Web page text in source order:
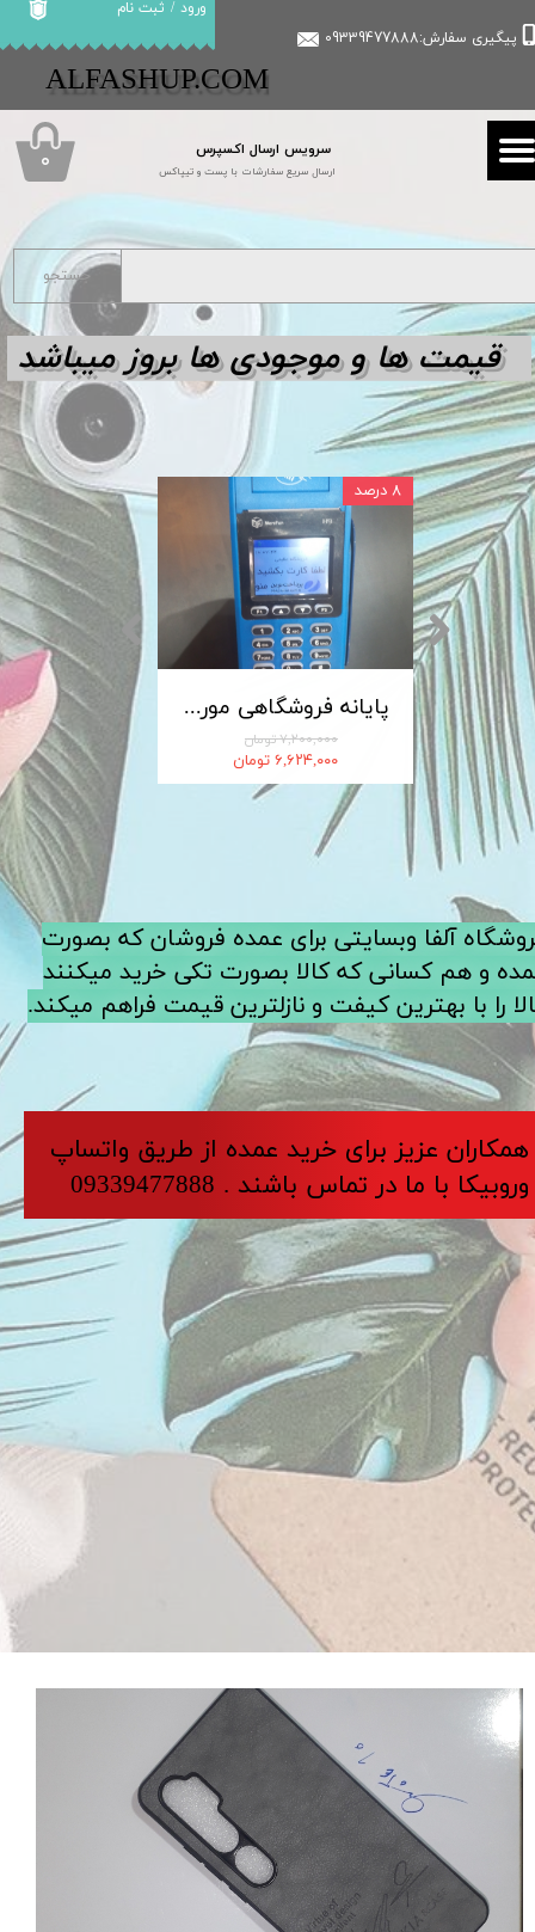
سرویس ارسال اکسپرس
ارسال سریع سفارشات با پست و تیپاکس
پیگیری سفارش:09339477888
ورود / ثبت نام
حساب کاربری من
تغییر گذر واژه
سفارشات
​​ALFASHUP.COM
۰
پایانه فروشگاهی مورفان MoreFun مدل H9
۷,۲۰۰,۰۰۰ تومان
۶,۶۲۴,۰۰۰ تومان
۸ درصد
کابل شارژ MICRO-USB اندروید LDNIO الدینیو مدل XS-07 متراژ 1 متر
جستجو
آلفا وبسایتی برای عمده فروشان که بصورت
و هم کسانی که کالا بصورت تکی خرید میکنند
را با بهترین کیفت و نازلترین قیمت فراهم میکند.
​​​همکاران عزیز برای خرید عمده از طریق واتساپ
وروبیکا با ما در تماس باشند . 09339477888
قیمت ها و موجودی ها بروز میباشد